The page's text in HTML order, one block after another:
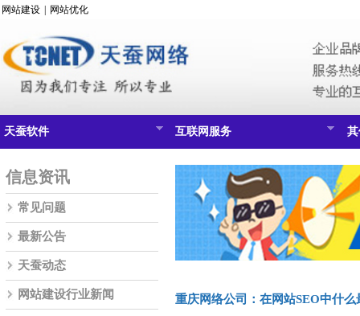
网站建设 网站优化
天蚕软件 互联网服务
信息资讯
常见问题
最新公告
天蚕动态
网站建设行业新闻 重庆网络公司：在网站SEO中什么